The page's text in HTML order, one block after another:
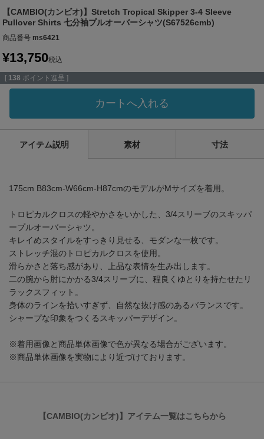
【CAMBIO(カンビオ)】Stretch Tropical Skipper 3-4 Sleeve
Pullover Shirts 七分袖プルオーバーシャツ(S67526cmb)
商品番号 ms6421
¥13,750税込
[ 138 ポイント進呈 ]
カートへ入れる
アイテム説明 素材 寸法
175cm B83cm-W66cm-H87cmのモデルがMサイズを着用。
トロピカルクロスの軽やかさをいかした、3/4スリーブのスキッパ
ープルオーバーシャツ。
キレイめスタイルをすっきり見せる、モダンな一枚です。
ストレッチ混のトロピカルクロスを使用。
滑らかさと落ち感があり、上品な表情を生み出します。
二の腕から肘にかかる3/4スリーブに、程良くゆとりを持たせたリ
ラックスフィット。
身体のラインを拾いすぎず、自然な抜け感のあるバランスです。
シャープな印象をつくるスキッパーデザイン。
※着用画像と商品単体画像で色が異なる場合がございます。
※商品単体画像を実物により近づけております。
【CAMBIO(カンビオ)】アイテム一覧はこちらから